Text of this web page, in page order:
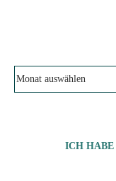
ICH HABE